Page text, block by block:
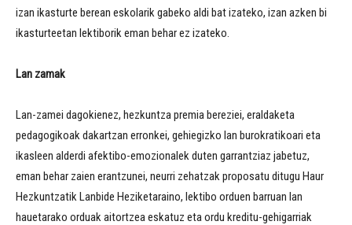
izan ikasturte berean eskolarik gabeko aldi bat izateko, izan azken bi
ikasturteetan lektiborik eman behar ez izateko.
Lan zamak
Lan-zamei dagokienez, hezkuntza premia bereziei, eraldaketa
pedagogikoak dakartzan erronkei, gehiegizko lan burokratikoari eta
ikasleen alderdi afektibo-emozionalek duten garrantziaz jabetuz,
eman behar zaien erantzunei, neurri zehatzak proposatu ditugu Haur
Hezkuntzatik Lanbide Heziketaraino, lektibo orduen barruan lan
hauetarako orduak aitortzea eskatuz eta ordu kreditu-gehigarriak